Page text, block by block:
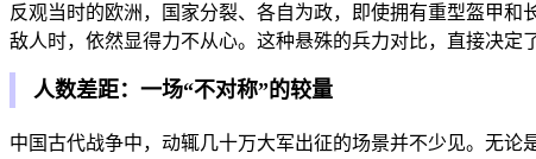
反观当时的欧洲，国家分裂、各自为政，即使拥有重型盔甲
敌人时，依然显得力不从心。这种悬殊的兵力对比，直接决定
人数差距：一场“不对称”的较量
中国古代战争中，动辄几十万大军出征的场景并不少见。无